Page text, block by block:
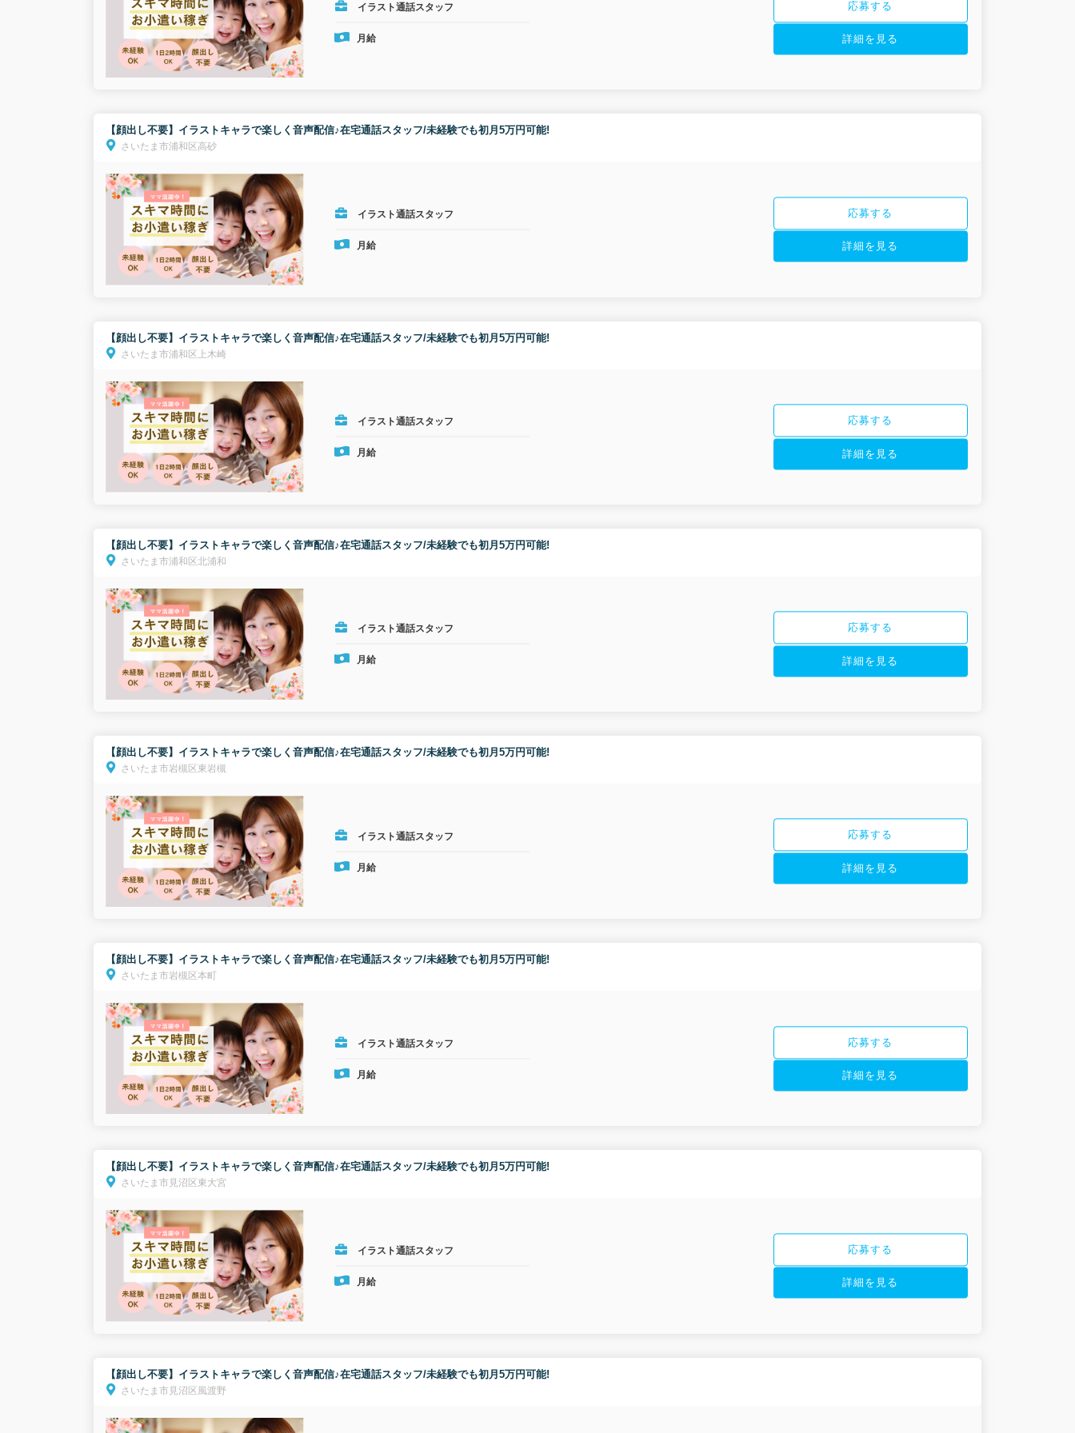
イラスト通話スタッフ
月給
応募する
詳細を見る
【顔出し不要】イラストキャラで楽しく音声配信♪在宅通話スタッフ/未経験でも初月5万円可能!
さいたま市浦和区高砂
イラスト通話スタッフ
月給
応募する
詳細を見る
【顔出し不要】イラストキャラで楽しく音声配信♪在宅通話スタッフ/未経験でも初月5万円可能!
さいたま市浦和区上木崎
イラスト通話スタッフ
月給
応募する
詳細を見る
【顔出し不要】イラストキャラで楽しく音声配信♪在宅通話スタッフ/未経験でも初月5万円可能!
さいたま市浦和区北浦和
イラスト通話スタッフ
月給
応募する
詳細を見る
【顔出し不要】イラストキャラで楽しく音声配信♪在宅通話スタッフ/未経験でも初月5万円可能!
さいたま市岩槻区東岩槻
イラスト通話スタッフ
月給
応募する
詳細を見る
【顔出し不要】イラストキャラで楽しく音声配信♪在宅通話スタッフ/未経験でも初月5万円可能!
さいたま市岩槻区本町
イラスト通話スタッフ
月給
応募する
詳細を見る
【顔出し不要】イラストキャラで楽しく音声配信♪在宅通話スタッフ/未経験でも初月5万円可能!
さいたま市見沼区東大宮
イラスト通話スタッフ
月給
応募する
詳細を見る
【顔出し不要】イラストキャラで楽しく音声配信♪在宅通話スタッフ/未経験でも初月5万円可能!
さいたま市見沼区風渡野